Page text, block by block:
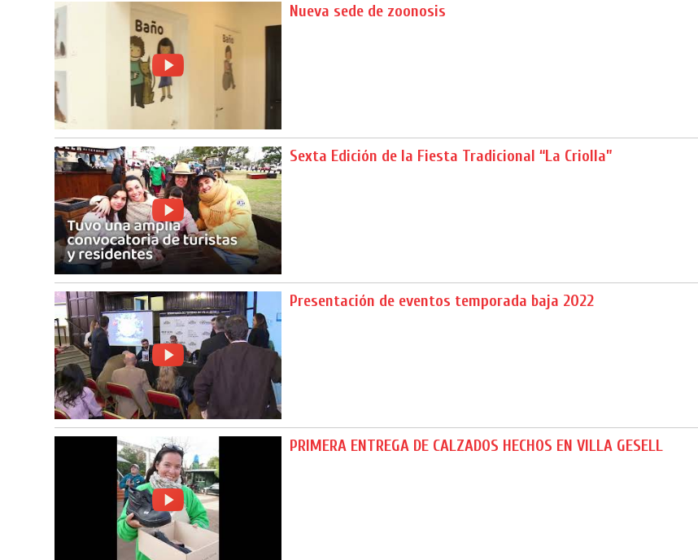
Nueva sede de zoonosis
Sexta Edición de la Fiesta Tradicional “La Criolla”
Presentación de eventos temporada baja 2022
PRIMERA ENTREGA DE CALZADOS HECHOS EN VILLA GESELL